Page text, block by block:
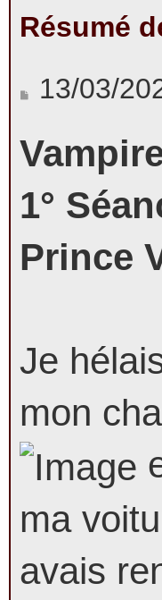
Résumé
M
s
s
a
g
13/03/
1°
Prince
Je
mon
ma
avais